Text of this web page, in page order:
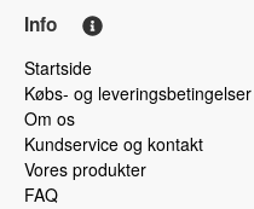
Info
Startside
Købs- og leveringsbetingelser
Om os
Kundservice og kontakt
Vores produkter
FAQ